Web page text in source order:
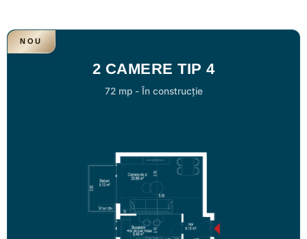
NOU
2 CAMERE TIP 4
72 mp -În construcție